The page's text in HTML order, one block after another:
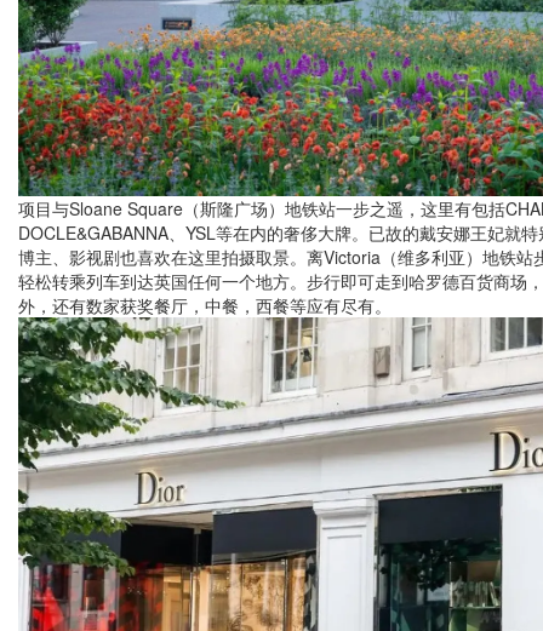
项目与Sloane Square（斯隆广场）地铁站一步之遥，这里有包括
DOCLE&GABANNA、YSL等在内的奢侈大牌。已故的戴安娜王妃就
博主、影视剧也喜欢在这里拍摄取景。离Victoria（维多利亚）地铁
轻松转乘列车到达英国任何一个地方。步行即可走到哈罗德百货商场
外，还有数家获奖餐厅，中餐，西餐等应有尽有。